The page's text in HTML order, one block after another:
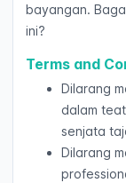
bayangan.
ini?
Terms and
Dilarang
dalam
senjata
Dilarang